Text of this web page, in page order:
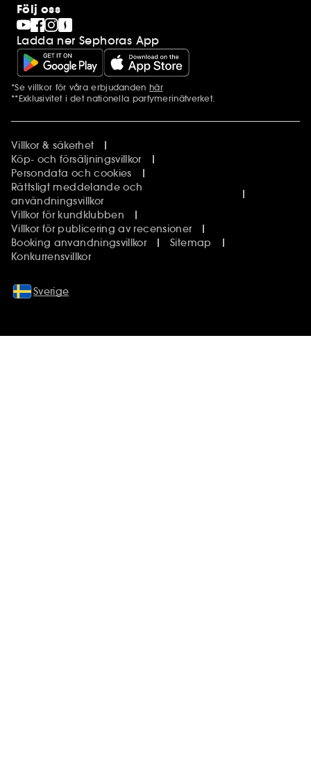
Följ oss
Ladda ner Sephoras App
Ytterligare information
*Se villkor för våra erbjudanden här
**Exklusivitet i det nationella parfymerinätverket.
Villkor & säkerhet
Köp- och försäljningsvillkor
Persondata och cookies
Rättsligt meddelande och
användningsvillkor
Villkor för kundklubben
Villkor för publicering av recensioner
Booking anvandningsvillkor
Sitemap
Konkurrensvillkor
Sverige